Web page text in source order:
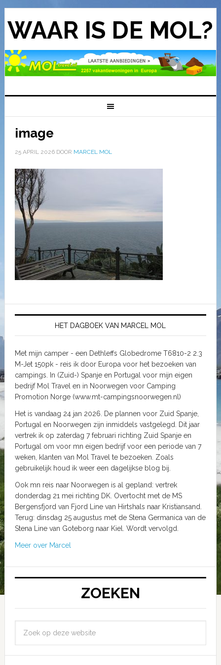
WAAR IS DE MOL?
image
25 APRIL 2026DOOR MARCEL MOL
HET DAGBOEK VAN MARCEL MOL
Met mijn camper - een Dethleffs Globedrome T6810-2 2.3
M-Jet 150pk - reis ik door Europa voor het bezoeken van
campings. In (Zuid-) Spanje en Portugal voor mijn eigen
bedrijf Mol Travel en in Noorwegen voor Camping
Promotion Norge (www.mt-campingsnoorwegen.nl)
Het is vandaag 24 jan 2026. De plannen voor Zuid Spanje,
Portugal en Noorwegen zijn inmiddels vastgelegd. Dit jaar
vertrek ik op zaterdag 7 februari richting Zuid Spanje en
Portugal om voor mn eigen bedrijf voor een periode van 7
weken, klanten van Mol Travel te bezoeken. Zoals
gebruikelijk houd ik weer een dagelijkse blog bij.
Ook mn reis naar Noorwegen is al gepland: vertrek
donderdag 21 mei richting DK. Overtocht met de MS
Bergensfjord van Fjord Line van Hirtshals naar Kristiansand.
Terug: dinsdag 25 augustus met de Stena Germanica van de
Stena Line van Goteborg naar Kiel. Wordt vervolgd.
Meer over Marcel
ZOEKEN